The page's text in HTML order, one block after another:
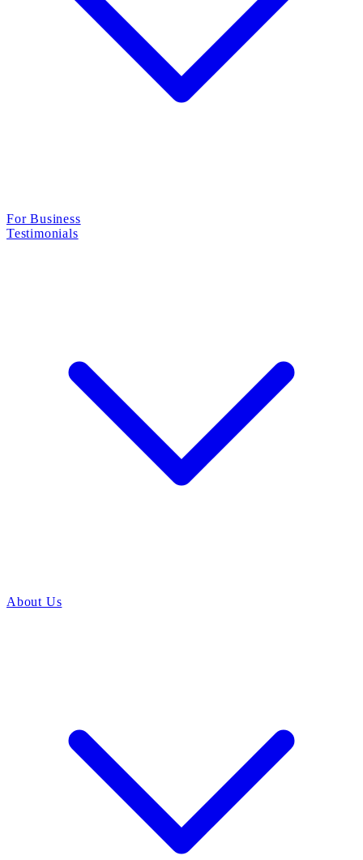
For Business
Testimonials
About Us